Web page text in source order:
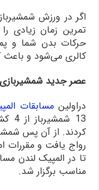
اگر در ورزش
تمرین زمان زیادی
حرکات بدن شما و
کالری می‌شود و
عصر جدید شمشیربازی
دراولینمسابقات
کردند. از آن پس
رواج یافت و مقررات
تا در المپیک لندن
مناسب برگزار شد.